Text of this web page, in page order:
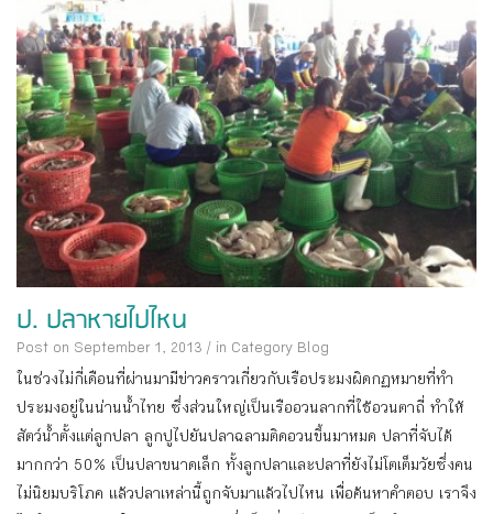
ป. ปลาหายไปไหน
Post on September 1, 2013 / in Category Blog
ในช่วงไม่กี่เดือนที่ผ่านมามีข่าวคราวเกี่ยวกับเรือประมงผิดกฏหมายที่ทำ
ประมงอยู่ในน่านน้ำไทย ซึ่งส่วนใหญ่เป็นเรืออวนลากที่ใช้อวนตาถี่ ทำให้
สัตว์น้ำตั้งแต่ลูกปลา ลูกปูไปยันปลาฉลามติดอวนขึ้นมาหมด ปลาที่จับได้
มากกว่า 50% เป็นปลาขนาดเล็ก ทั้งลูกปลาและปลาที่ยังไม่โตเต็มวัยซึ่งคน
ไม่นิยมบริโภค แล้วปลาเหล่านี้ถูกจับมาแล้วไปไหน เพื่อค้นหาคำตอบ เราจึง